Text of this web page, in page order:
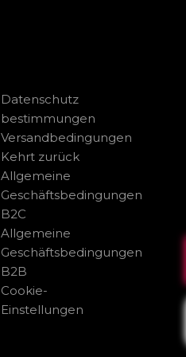
Datenschutz
bestimmungen
Versandbedingungen
Kehrt zurück
Allgemeine
Geschäftsbedingungen
B2C
Allgemeine
Geschäftsbedingungen
B2B
Cookie-
Einstellungen